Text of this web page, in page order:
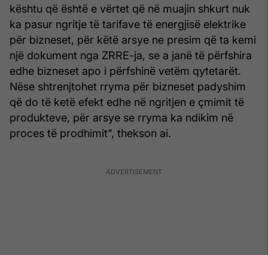
kështu që është e vërtet që në muajin shkurt nuk
ka pasur ngritje të tarifave të energjisë elektrike
për bizneset, për këtë arsye ne presim që ta kemi
një dokument nga ZRRE-ja, se a janë të përfshira
edhe bizneset apo i përfshinë vetëm qytetarët.
Nëse shtrenjtohet rryma për bizneset padyshim
që do të ketë efekt edhe në ngritjen e çmimit të
produkteve, për arsye se rryma ka ndikim në
proces të prodhimit”, thekson ai.